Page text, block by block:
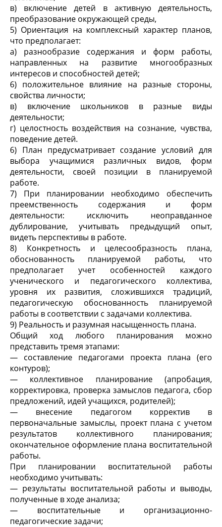
в) включение детей в активную деятельность,
преобразование окружающей среды,
5) Ориентация на комплексный характер планов,
что предполагает:
а) разнообразие содержания и форм работы,
направленных на развитие многообразных
интересов и способностей детей;
6) положительное влияние на разные стороны,
свойства личности;
в) включение школьников в разные виды
деятельности;
г) целостность воздействия на сознание, чувства,
поведение детей.
6) План предусматривает создание условий для
выбора учащимися различных видов, форм
деятельности, своей позиции в планируемой
работе.
7) При планировании необходимо обеспечить
преемственность содержания и форм
деятельности: исключить неоправданное
дублирование, учитывать предыдущий опыт,
видеть перспективы в работе.
8) Конкретность и целесообразность плана,
обоснованность планируемой работы, что
предполагает учет особенностей каждого
ученического и педагогического коллектива,
уровня их развития, сложившихся традиций,
педагогическую обоснованность планируемой
работы в соответствии с задачами коллектива.
9) Реальность и разумная насыщенность плана.
Общий ход любого планирования можно
представить тремя этапами:
— составление педагогами проекта плана (его
контуров);
— коллективное планирование (апробация,
корректировка, проверка замыслов педагога, сбор
предложений, идей учащихся, родителей);
— внесение педагогом корректив в
первоначальные замыслы, проект плана с учетом
результатов коллективного планирования;
окончательное оформление плана воспитательной
работы.
При планировании воспитательной работы
необходимо учитывать:
— результаты воспитательной работы и выводы,
полученные в ходе анализа;
— воспитательные и организационно-
педагогические задачи;